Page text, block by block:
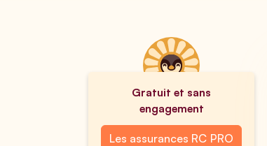
Gratuit et sans
engagement
Les assurances RC PRO